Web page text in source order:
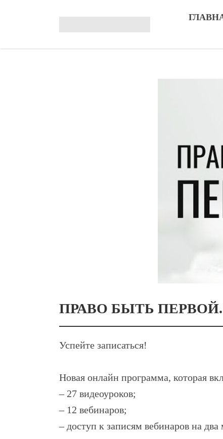
ПРАВО БЫТЬ
Успейте записаться!
Новая онлайн программа, которая
– 27 видеоуроков;
– 12 вебинаров;
– доступ к записям вебинаров на